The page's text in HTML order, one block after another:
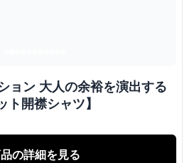
ョン 大人の余裕を演出する
開襟シャツ】
の詳細を見る